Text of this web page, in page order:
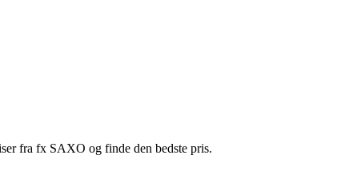
fra fx SAXO og finde den bedste pris.